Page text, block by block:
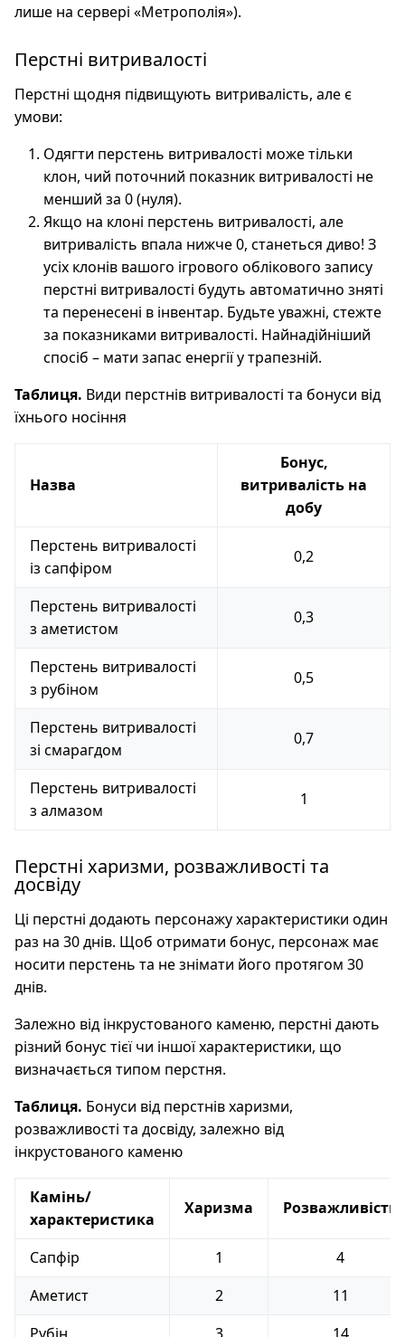
лише на сервері «Метрополія»).
Перстні витривалості
Перстні щодня підвищують витривалість, але є
умови:
Одягти перстень витривалості може тільки
клон, чий поточний показник витривалості не
менший за 0 (нуля).
Якщо на клоні перстень витривалості, але
витривалість впала нижче 0, станеться диво! З
усіх клонів вашого ігрового облікового запису
перстні витривалості будуть автоматично зняті
та перенесені в інвентар. Будьте уважні, стежте
за показниками витривалості. Найнадійніший
спосіб – мати запас енергії у трапезній.
Таблиця. Види перстнів витривалості та бонуси від
їхнього носіння
Назва
Бонус,
витривалість на
добу
Перстень витривалості
із сапфіром
0,2
Перстень витривалості
з аметистом
0,3
Перстень витривалості
з рубіном
0,5
Перстень витривалості
зі смарагдом
0,7
Перстень витривалості
з алмазом
1
Перстні харизми, розважливості та
досвіду
Ці перстні додають персонажу характеристики один
раз на 30 днів. Щоб отримати бонус, персонаж має
носити перстень та не знімати його протягом 30
днів.
Залежно від інкрустованого каменю, перстні дають
різний бонус тієї чи іншої характеристики, що
визначається типом перстня.
Таблиця. Бонуси від перстнів харизми,
розважливості та досвіду, залежно від
інкрустованого каменю
Камінь/
характеристика
Харизма Розважливість
Сапфір 1
4
Аметист
2
11